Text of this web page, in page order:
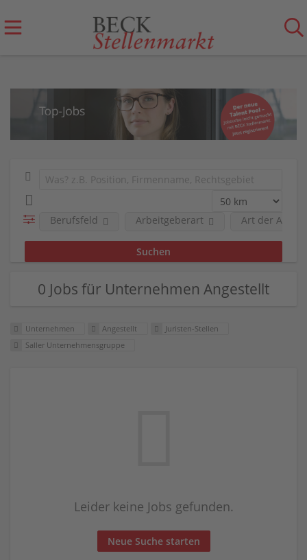
Berufsfeld Arbeitgeberart Art der
0 Jobs für Unternehmen Angestellt
Unternehmen Angestellt
Juristen-Stellen
Saller Unternehmensgruppe
Leider keine Jobs gefunden.
Neue Suche starten